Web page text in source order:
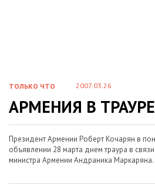
ТОЛЬКО ЧТО 2007.03.26
АРМЕНИЯ В ТРАУРЕ
Президент Армении Роберт Кочарян в
объявлении 28 марта днем траура в
министра Армении Андраника Маркаряна.